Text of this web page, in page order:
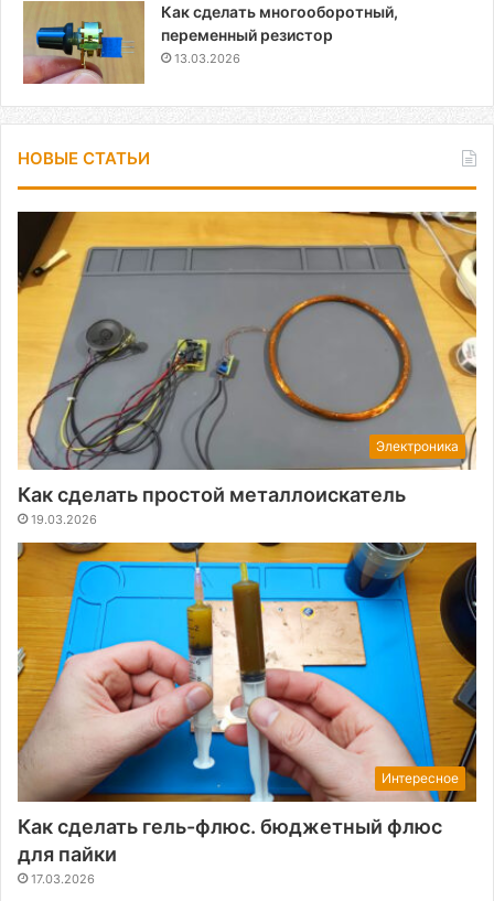
Как сделать многооборотный,
переменный резистор
13.03.2026
НОВЫЕ СТАТЬИ
Электроника
Как сделать простой металлоискатель
19.03.2026
Интересное
Как сделать гель-флюс. бюджетный флюс
для пайки
17.03.2026